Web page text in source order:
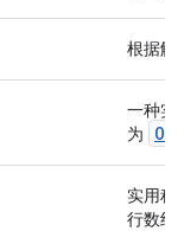
根据解
一种实
为
实用程
行数